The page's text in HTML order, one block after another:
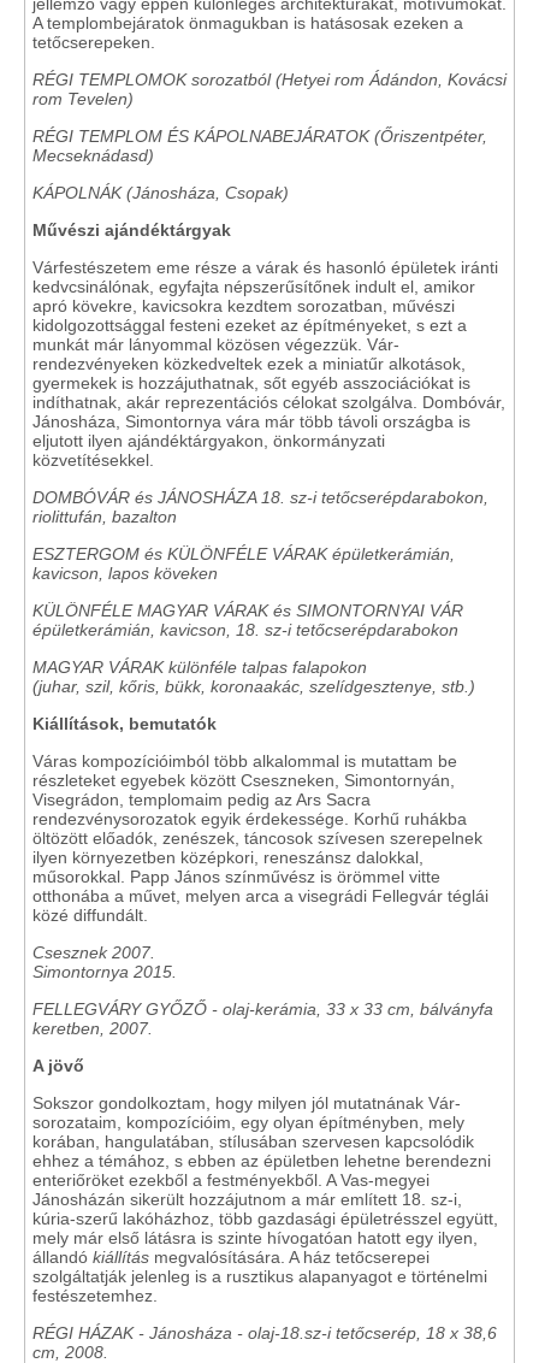
A templombejáratok önmagukban is hatásosak ezeken a
tetőcserepeken.
RÉGI TEMPLOMOK sorozatból (Hetyei rom Ádándon, Kovácsi
rom Tevelen)
RÉGI TEMPLOM ÉS KÁPOLNABEJÁRATOK (Őriszentpéter,
Mecseknádasd)
KÁPOLNÁK (Jánosháza, Csopak)
Művészi ajándéktárgyak
Várfestészetem eme része a várak és hasonló épületek iránti
kedvcsinálónak, egyfajta népszerűsítőnek indult el, amikor
apró kövekre, kavicsokra kezdtem sorozatban, művészi
kidolgozottsággal festeni ezeket az építményeket, s ezt a
munkát már lányommal közösen végezzük. Vár-
rendezvényeken közkedveltek ezek a miniatűr alkotások,
gyermekek is hozzájuthatnak, sőt egyéb asszociációkat is
indíthatnak, akár reprezentációs célokat szolgálva. Dombóvár,
Jánosháza, Simontornya vára már több távoli országba is
eljutott ilyen ajándéktárgyakon, önkormányzati
közvetítésekkel.
DOMBÓVÁR és JÁNOSHÁZA 18. sz-i tetőcserépdarabokon,
riolittufán, bazalton
ESZTERGOM és KÜLÖNFÉLE VÁRAK épületkerámián,
kavicson, lapos köveken
KÜLÖNFÉLE MAGYAR VÁRAK és SIMONTORNYAI VÁR
épületkerámián, kavicson, 18. sz-i tetőcserépdarabokon
MAGYAR VÁRAK különféle talpas falapokon
(juhar, szil, kőris, bükk, koronaakác, szelídgesztenye, stb.)
Kiállítások, bemutatók
Váras kompozícióimból több alkalommal is mutattam be
részleteket egyebek között Cseszneken, Simontornyán,
Visegrádon, templomaim pedig az Ars Sacra
rendezvénysorozatok egyik érdekessége. Korhű ruhákba
öltözött előadók, zenészek, táncosok szívesen szerepelnek
ilyen környezetben középkori, reneszánsz dalokkal,
műsorokkal. Papp János színművész is örömmel vitte
otthonába a művet, melyen arca a visegrádi Fellegvár téglái
közé diffundált.
Csesznek 2007.
Simontornya 2015.
FELLEGVÁRY GYŐZŐ - olaj-kerámia, 33 x 33 cm, bálványfa
keretben, 2007.
A jövő
Sokszor gondolkoztam, hogy milyen jól mutatnának Vár-
sorozataim, kompozícióim, egy olyan építményben, mely
korában, hangulatában, stílusában szervesen kapcsolódik
ehhez a témához, s ebben az épületben lehetne berendezni
enteriőröket ezekből a festményekből. A Vas-megyei
Jánosházán sikerült hozzájutnom a már említett 18. sz-i,
kúria-szerű lakóházhoz, több gazdasági épületrésszel együtt,
mely már első látásra is szinte hívogatóan hatott egy ilyen,
állandó kiállítás megvalósítására. A ház tetőcserepei
szolgáltatják jelenleg is a rusztikus alapanyagot e történelmi
festészetemhez.
RÉGI HÁZAK - Jánosháza - olaj-18.sz-i tetőcserép, 18 x 38,6
cm, 2008